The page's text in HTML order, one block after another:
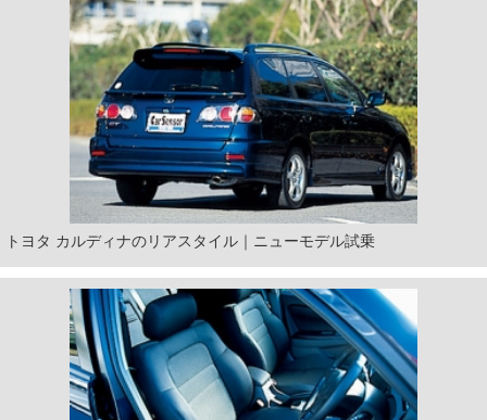
トヨタ カルディナのリアスタイル｜ニューモデル試乗